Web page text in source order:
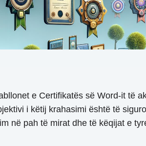
e Certifikatës së Word-it të
i këtij krahasimi është të
në pah të mirat dhe të këqijat e